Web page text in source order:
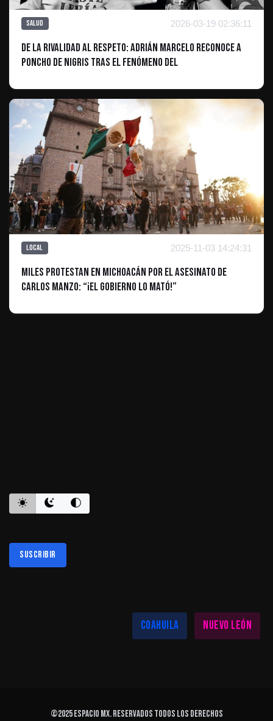
Salud 2026-03-19 02:36:11
De la rivalidad al respeto: Adrián Marcelo reconoce a
Poncho de Nigris tras el fenómeno del
Local 2025-11-03 14:24:31
Miles protestan en Michoacán por el asesinato de
Carlos Manzo: “¡El gobierno lo mató!”
Suscribir
Coahuila
Nuevo León
©2025ESPACIO MX. Reservados todos los derechos